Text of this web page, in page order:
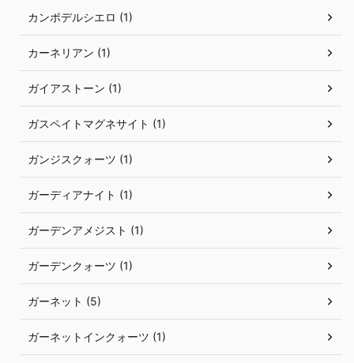
カンポデルシエロ (1)
カーネリアン (1)
ガイアストーン (1)
ガスペイトマグネサイト (1)
ガンジスクォーツ (1)
ガーディアナイト (1)
ガーデンアメジスト (1)
ガーデンクォーツ (1)
ガーネット (5)
ガーネットインクォーツ (1)